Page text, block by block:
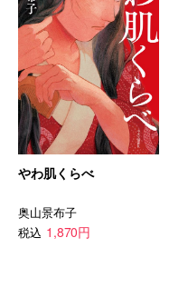
やわ肌くらべ
奥山景布子
税込 1,870円